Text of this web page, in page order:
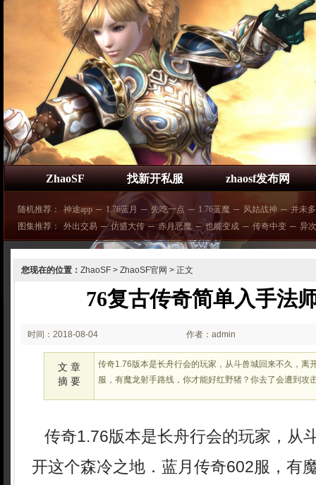
ZhaoSF 找新开私服 zhaosf发布网
随机推荐： 神途app ─ 1.76蓝月 ─ 先吃一点 ─ 1.76蓝魔 ─ 风姑战神 ─ 并未
图集推荐：
外出交易 ─ 仿盛大传 ─ 赤月恶魔 ─ 也能变成 ─ 传奇中变 ─ 异
您现在的位置： ZhaoSF > ZhaoSF官网 > 正文
76复古传奇简单入手法
时间：2018-08-04
00:25:49
作者：admin
文 章
摘 要
传奇1.76版本是长舟行会的玩家，从斗兽城回来不久，离
服，有魔龙射手路线，你才能好红野猪？你去了会遭到攻
传奇1.76版本是长舟行会的玩家，从
开这个森冷之地．蓝月传奇602服，有